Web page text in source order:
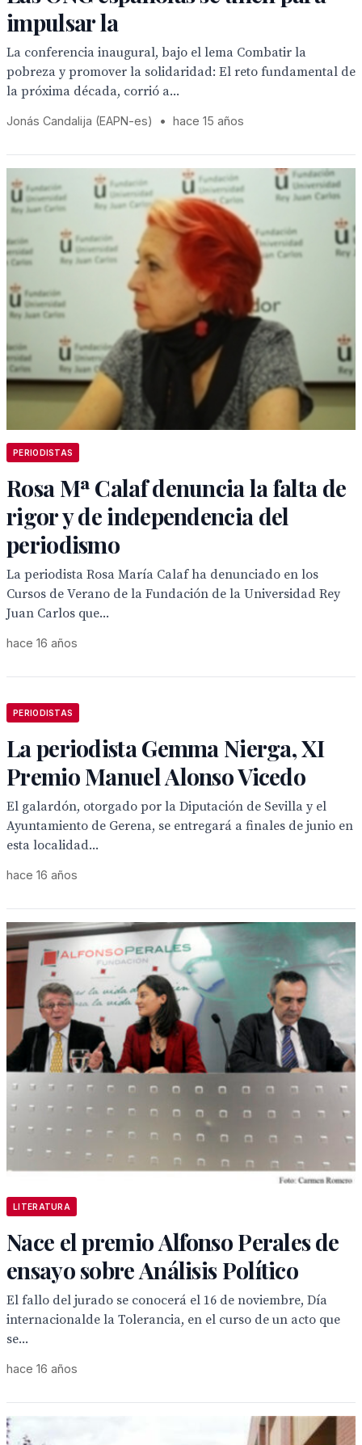
impulsar la
La conferencia inaugural, bajo el lema Combatir la
pobreza y promover la solidaridad: El reto fundamental de
la próxima década, corrió a...
Jonás Candalija (EAPN-es) • hace 15 años
PERIODISTAS
Rosa Mª Calaf denuncia la falta de
rigor y de independencia del
periodismo
La periodista Rosa María Calaf ha denunciado en los
Cursos de Verano de la Fundación de la Universidad Rey
Juan Carlos que...
hace 16 años
PERIODISTAS
La periodista Gemma Nierga, XI
Premio Manuel Alonso Vicedo
El galardón, otorgado por la Diputación de Sevilla y el
Ayuntamiento de Gerena, se entregará a finales de junio en
esta localidad...
hace 16 años
LITERATURA
Nace el premio Alfonso Perales de
ensayo sobre Análisis Político
El fallo del jurado se conocerá el 16 de noviembre, Día
internacionalde la Tolerancia, en el curso de un acto que
se...
hace 16 años